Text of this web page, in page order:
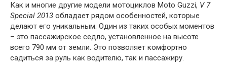
Как и многие другие модели мотоциклов Moto Guzzi, V 7
Special 2013 обладает рядом особенностей, которые
делают его уникальным. Один из таких особых моментов
– это пассажирское седло, установленное на высоте
всего 790 мм от земли. Это позволяет комфортно
садиться за руль как водителю, так и пассажиру.